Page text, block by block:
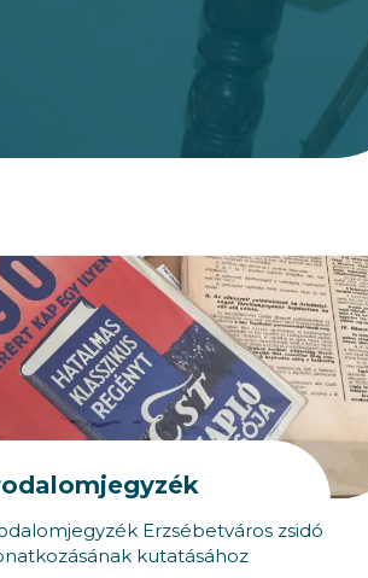
Erzsébetváros zsidó
kutatásához